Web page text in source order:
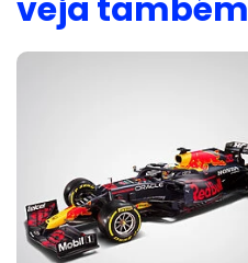
veja também